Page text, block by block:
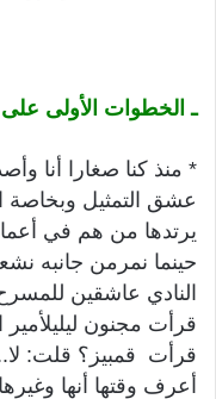
ـ الخطوات الأولى
* منذ كنا صغارا أنا
عشق التمثيل وبخاصة
يرتدها من هم في
حينما نمرمن جانبه
النادي عاشقين
قرأت مجنون
قرأت قمبيز؟ قلت:
أعرف وقتها أنها